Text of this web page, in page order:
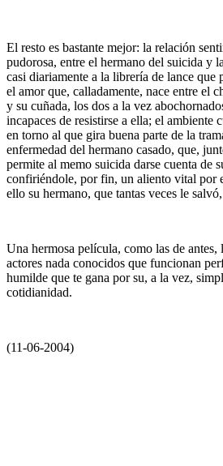
El resto es bastante mejor: la relación
pudorosa, entre el hermano del suicida y
casi diariamente a la librería de lance que
el amor que, calladamente, nace entre el
y su cuñada, los dos a la vez
incapaces de resistirse a ella; el ambiente
en torno al que gira buena parte de la
enfermedad del hermano casado, que,
permite al memo suicida darse cuenta de
confiriéndole, por fin, un aliento vital por
ello su hermano, que tantas veces le
Una hermosa película, como las de
actores nada conocidos que funcionan
humilde que te gana por su, a la vez,
cotidianidad.
(11-06-2004)